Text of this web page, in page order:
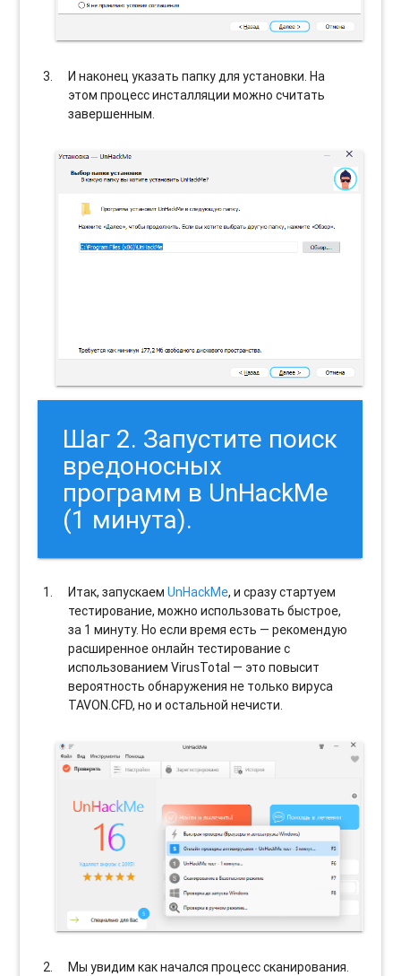
И наконец указать папку для установки. На
этом процесс инсталляции можно считать
завершенным.
Шаг 2. Запустите поиск
вредоносных
программ в UnHackMe
(1 минута).
Итак, запускаемUnHackMe, и сразу стартуем
тестирование, можно использовать быстрое,
за 1 минуту. Но если время есть — рекомендую
расширенное онлайн тестирование с
использованием VirusTotal — это повысит
вероятность обнаружения не только вируса
TAVON.CFD, но и остальной нечисти.
Мы увидим как начался процесс сканирования.